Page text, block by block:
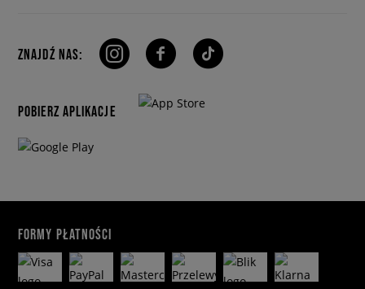
ZNAJDŹ NAS:
POBIERZ APLIKACJE
FORMY PŁATNOŚCI